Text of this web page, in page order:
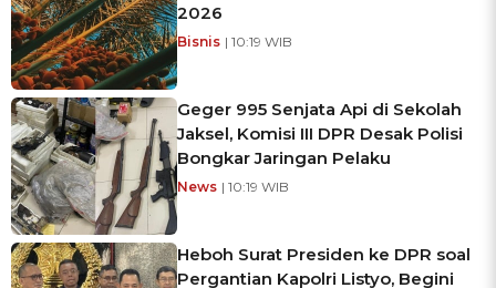
2026
Bisnis | 10:19 WIB
Geger 995 Senjata Api di Sekolah
Jaksel, Komisi III DPR Desak Polisi
Bongkar Jaringan Pelaku
News | 10:19 WIB
Heboh Surat Presiden ke DPR soal
Pergantian Kapolri Listyo, Begini